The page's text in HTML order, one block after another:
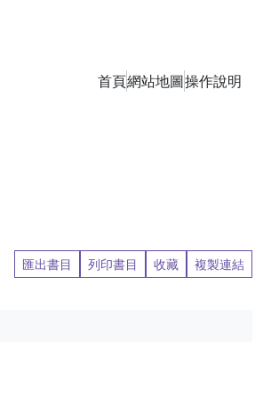
首頁網站地圖操作說明
匯出書目 列印書目 收藏 複製連結